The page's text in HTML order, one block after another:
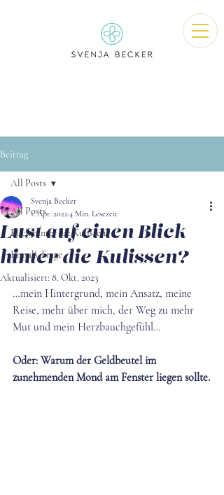
Beitrag
All Posts
Blick hinter die Kulissen
Impuls-Frage
All Posts
Lust auf einen Blick
hinter die Kulissen?
Svenja Becker
1. Apr. 20224 Min. Lesezeit
Aktualisiert: 8. Okt. 2023
…mein Hintergrund, mein Ansatz, meine
Reise, mehr über mich, der Weg zu mehr
Mut und mein Herzbauchgefühl…
Oder: Warum der Geldbeutel im
zunehmenden Mond am Fenster liegen sollte.